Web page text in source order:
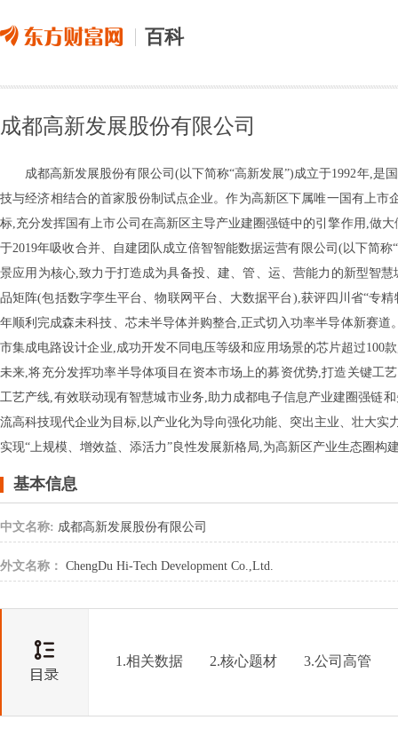
百科
成都高新发展股份有限公司
成都高新发展股份有限公司(以下简称“高新发展”)成立于1992年,
技与经济相结合的首家股份制试点企业。作为高新区下属唯一国有上
标,充分发挥国有上市公司在高新区主导产业建圈强链中的引擎作用,做
于2019年吸收合并、自建团队成立倍智智能数据运营有限公司(以下简
景应用为核心,致力于打造成为具备投、建、管、运、营能力的新型智
品矩阵(包括数字孪生平台、物联网平台、大数据平台),获评四川省“专
年顺利完成森未科技、芯未半导体并购整合,正式切入功率半导体新赛
市集成电路设计企业,成功开发不同电压等级和应用场景的芯片超过100
未来,将充分发挥功率半导体项目在资本市场上的募资优势,打造关键工
工艺产线,有效联动现有智慧城市业务,助力成都电子信息产业建圈强链
流高科技现代企业为目标,以产业化为导向强化功能、突出主业、壮大
实现“上规模、增效益、添活力”良性发展新格局,为高新区产业生态圈构
基本信息
中文名称: 成都高新发展股份有限公司
外文名称： ChengDu Hi-Tech Development Co.,Ltd.
1.相关数据 2.核心题材 3.公司高管